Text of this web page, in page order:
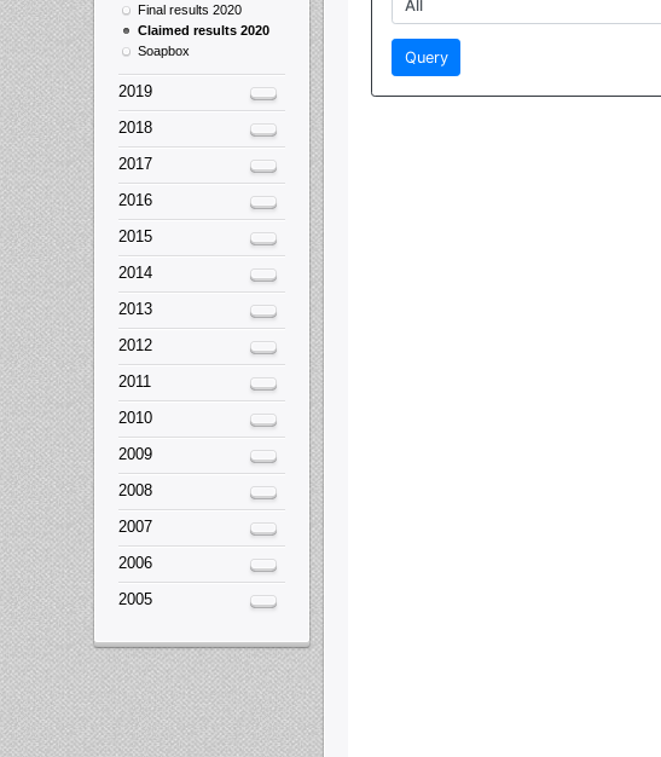
Final results 2020
Claimed results 2020
Soapbox
2019
2018
2017
2016
2015
2014
2013
2012
2011
2010
2009
2008
2007
2006
2005